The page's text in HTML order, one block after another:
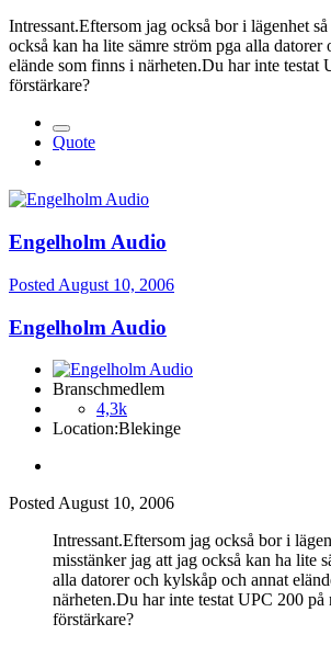
Intressant.Eftersom jag också bor i lägenhet
också kan ha lite sämre ström pga alla
elände som finns i närheten.Du har inte testat
förstärkare?
Quote
Engelholm Audio
Posted August 10, 2006
Engelholm Audio
Branschmedlem
4,3k
Location:Blekinge
Posted August 10, 2006
Intressant.Eftersom jag också bor i
misstänker jag att jag också kan ha lite
alla datorer och kylskåp och annat
närheten.Du har inte testat UPC 200 på
förstärkare?